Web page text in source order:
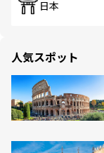
日本
人気スポット